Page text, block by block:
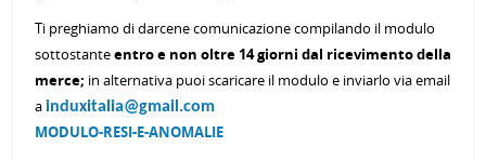
Ti preghiamo di darcene comunicazione compilando il modulo
sottostanteentro e non oltre 14 giorni dal ricevimento della
merce; in alternativa puoi scaricare il modulo e inviarlo via email
ainduxitalia@gmail.com
MODULO-RESI-E-ANOMALIE